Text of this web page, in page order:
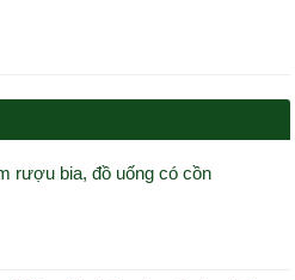
rượu bia, đồ uống có cồn